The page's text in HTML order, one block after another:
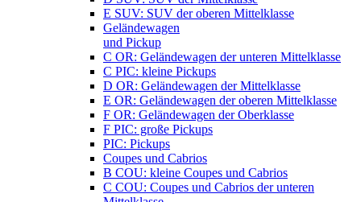
E SUV: SUV der oberen Mittelklasse
Geländewagen
und Pickup
C OR: Geländewagen der unteren Mittelklasse
C PIC: kleine Pickups
D OR: Geländewagen der Mittelklasse
E OR: Geländewagen der oberen Mittelklasse
F OR: Geländewagen der Oberklasse
F PIC: große Pickups
PIC: Pickups
Coupes und Cabrios
B COU: kleine Coupes und Cabrios
C COU: Coupes und Cabrios der unteren